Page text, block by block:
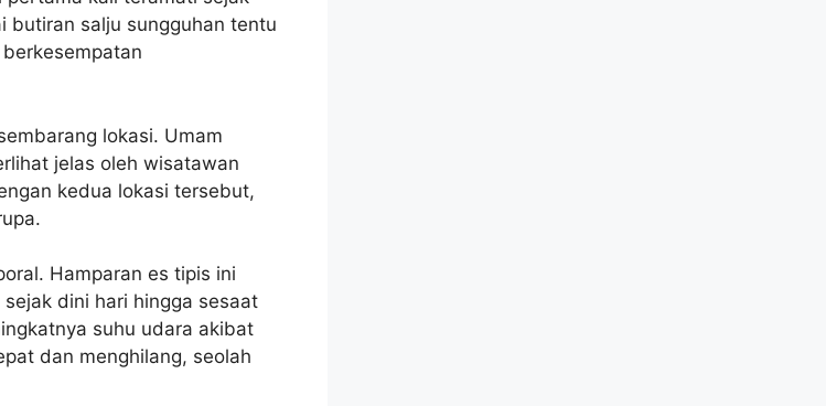
butiran salju sungguhan tentu
lokasi. Umam
jelas oleh wisatawan
kedua lokasi tersebut,
Hamparan es tipis ini
dini hari hingga sesaat
suhu udara akibat
dan menghilang, seolah